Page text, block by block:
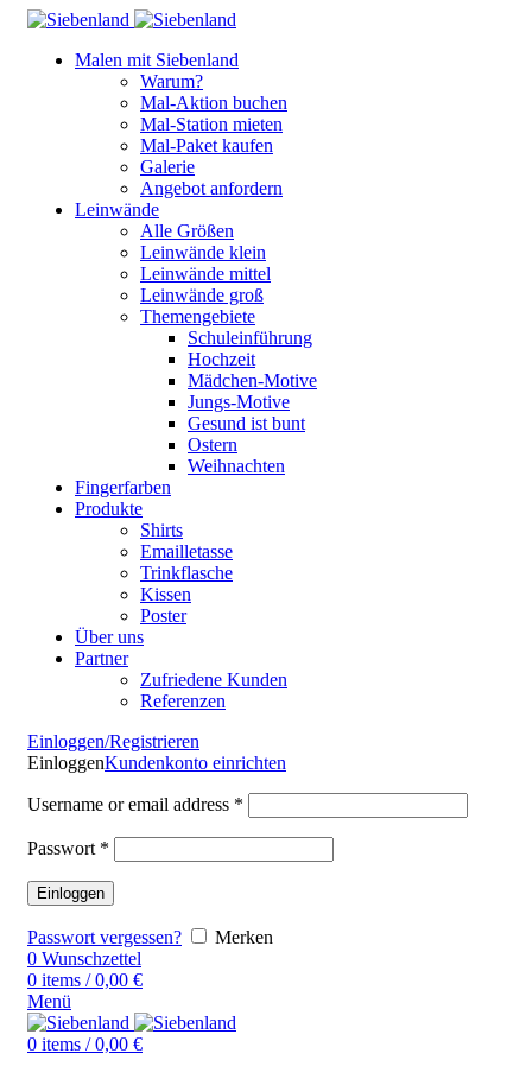
Malen mit Siebenland
Warum?
Mal-Aktion buchen
Mal-Station mieten
Mal-Paket kaufen
Galerie
Angebot anfordern
Leinwände
Alle Größen
Leinwände klein
Leinwände mittel
Leinwände groß
Themengebiete
Schuleinführung
Hochzeit
Mädchen-Motive
Jungs-Motive
Gesund ist bunt
Ostern
Weihnachten
Fingerfarben
Produkte
Shirts
Emailletasse
Trinkflasche
Kissen
Poster
Über uns
Partner
Zufriedene Kunden
Referenzen
Einloggen/Registrieren
EinloggenKundenkonto einrichten
Username or email address *
Passwort *
Einloggen
Passwort vergessen?
Merken
0 Wunschzettel
0 items / 0,00 €
Menü
0 items / 0,00 €